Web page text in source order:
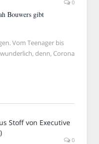
0
Bouwers gibt
Vom Teenager bis
denn, Corona
0